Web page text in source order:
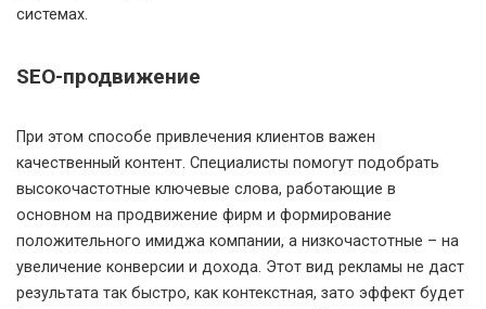
системах.
SEO-продвижение
При этом способе привлечения клиентов важен
качественный контент. Специалисты помогут подобрать
высокочастотные ключевые слова, работающие в
основном на продвижение фирм и формирование
положительного имиджа компании, а низкочастотные – на
увеличение конверсии и дохода. Этот вид рекламы не даст
результата так быстро, как контекстная, зато эффект будет